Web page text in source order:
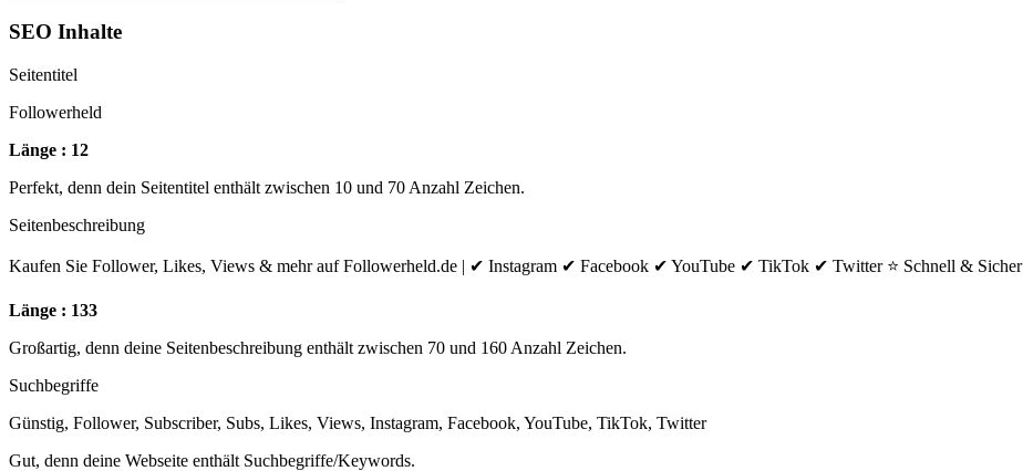
SEO Inhalte
Seitentitel
Followerheld
Länge : 12
Perfekt, denn dein Seitentitel enthält zwischen 10 und 70 Anzahl Zeichen.
Seitenbeschreibung
Kaufen Sie Follower, Likes, Views & mehr auf Followerheld.de | ✔ Instagram ✔ Facebook ✔ YouTube ✔ TikTok ✔ Twitter ⭐ Schnell & Sicher
Länge : 133
Großartig, denn deine Seitenbeschreibung enthält zwischen 70 und 160 Anzahl Zeichen.
Suchbegriffe
Günstig, Follower, Subscriber, Subs, Likes, Views, Instagram, Facebook, YouTube, TikTok, Twitter
Gut, denn deine Webseite enthält Suchbegriffe/Keywords.